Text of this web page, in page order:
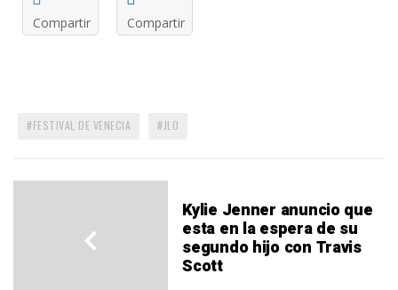
Compartir Compartir
FESTIVAL DE VENECIA JLO
Kylie Jenner anuncio que
esta en la espera de su
segundo hijo con Travis
Scott